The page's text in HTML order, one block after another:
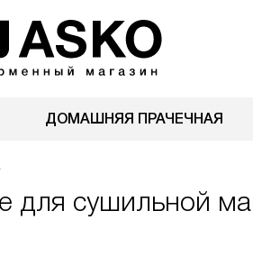
ДОМАШНЯЯ ПРАЧЕЧНАЯ
для сушильной